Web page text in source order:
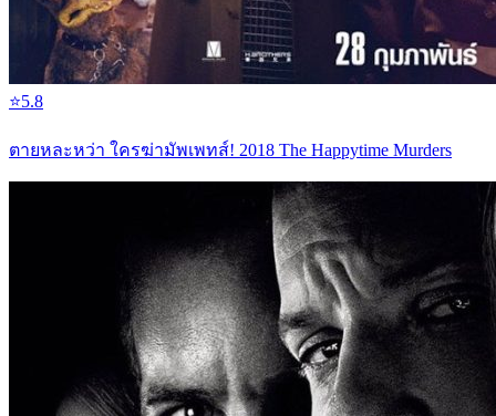
⭐5.8
ตายหละหว่า ใครฆ่ามัพเพทส์! 2018 The Happytime Murders